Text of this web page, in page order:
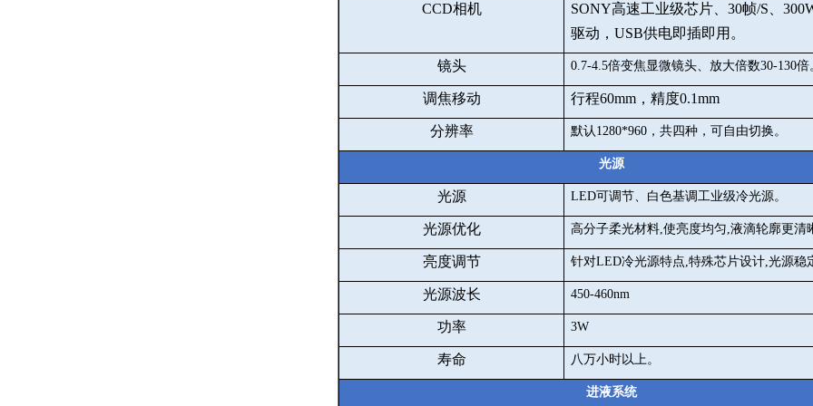
CCD相机 SONY高速工业级芯片、 30帧/S
驱动， USB供电即插即用。
镜头 0.7-4.5倍变焦显微镜头、放大倍数30-130倍
调焦移动 行程60mm ，精度0.1mm
分辨率 默认 1280*960 ，共四种，可自由切换。
光源
光源 LED可调节、白色基调工业级冷光源。
光源优化 高分子柔光材料,使亮度均匀,液滴轮廓更清
亮度调节 针对LED冷光源特点,特殊芯片设计,光源稳
光源波长 450-460nm
功率 3W
寿命 八万小时以上。
进液系统